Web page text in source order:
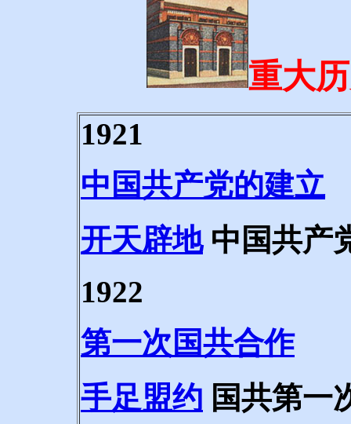
重大
1921
中国共产党的建立
开天辟地中国共产
1922
第一次国共合作
手足盟约 国共第一